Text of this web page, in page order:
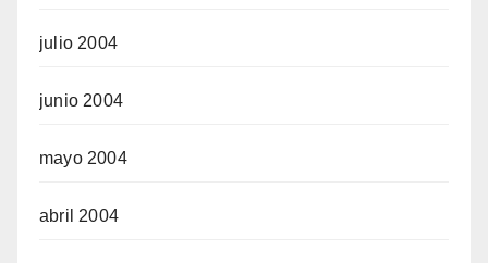
julio 2004
junio 2004
mayo 2004
abril 2004